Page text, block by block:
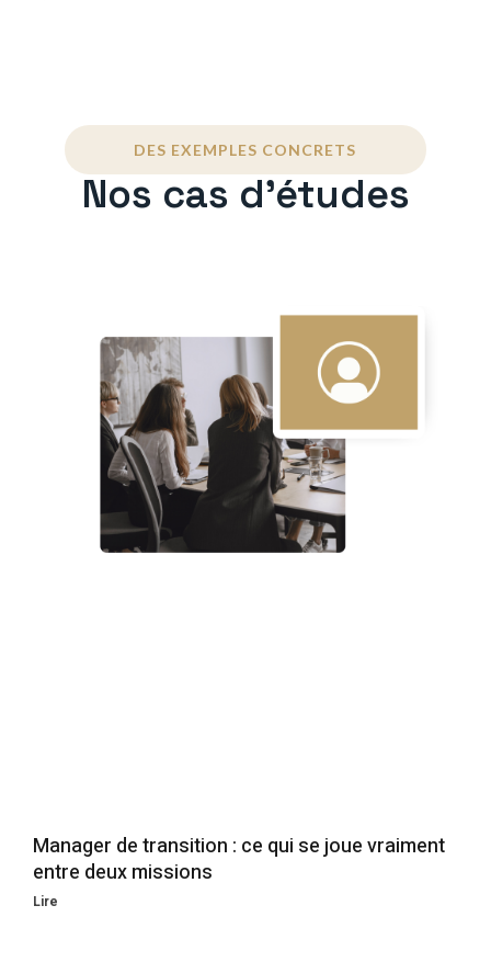
DES EXEMPLES CONCRETS
Nos cas d'études
Manager de transition : ce qui se joue vraiment
entre deux missions
Lire